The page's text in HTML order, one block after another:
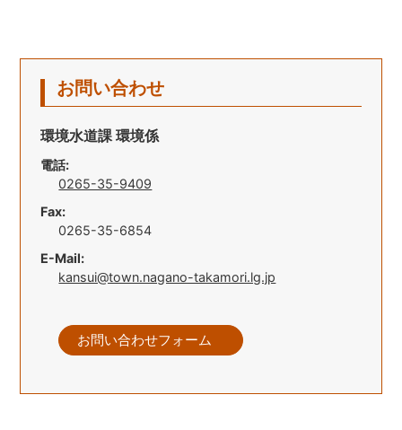
お問い合わせ
環境水道課 環境係
電話:
0265-35-9409
Fax:
0265-35-6854
E-Mail:
kansui@town.nagano-takamori.lg.jp
お問い合わせフォーム